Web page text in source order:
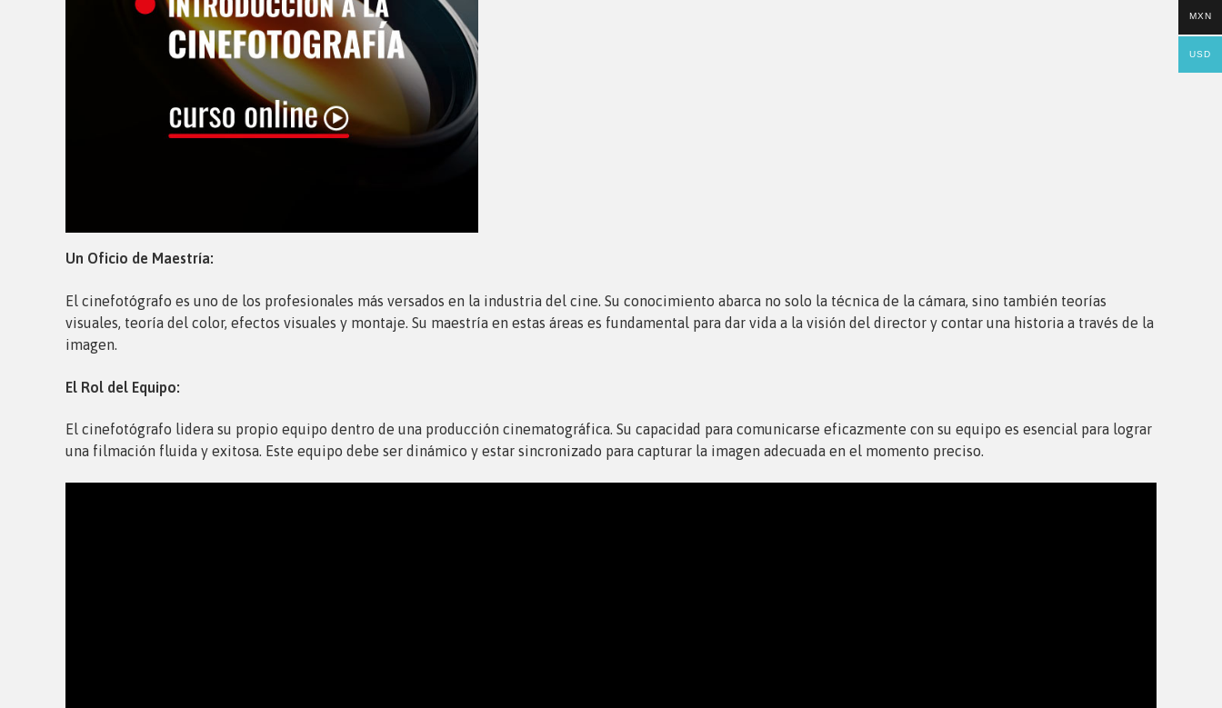
Un Oficio de Maestría:
El cinefotógrafo es uno de los profesionales más versados en la industria del cine. Su conocimiento abarca no solo la técnica de la cámara, sino también teorías
visuales, teoría del color, efectos visuales y montaje. Su maestría en estas áreas es fundamental para dar vida a la visión del director y contar una historia a través de la
imagen.
El Rol del Equipo:
El cinefotógrafo lidera su propio equipo dentro de una producción cinematográfica. Su capacidad para comunicarse eficazmente con su equipo es esencial para lograr
una filmación fluida y exitosa. Este equipo debe ser dinámico y estar sincronizado para capturar la imagen adecuada en el momento preciso.
MXN
USD